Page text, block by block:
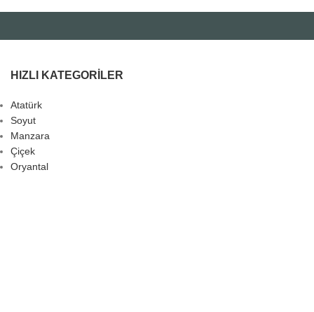
HIZLI KATEGORILER
Atatürk
Soyut
Manzara
Çiçek
Oryantal